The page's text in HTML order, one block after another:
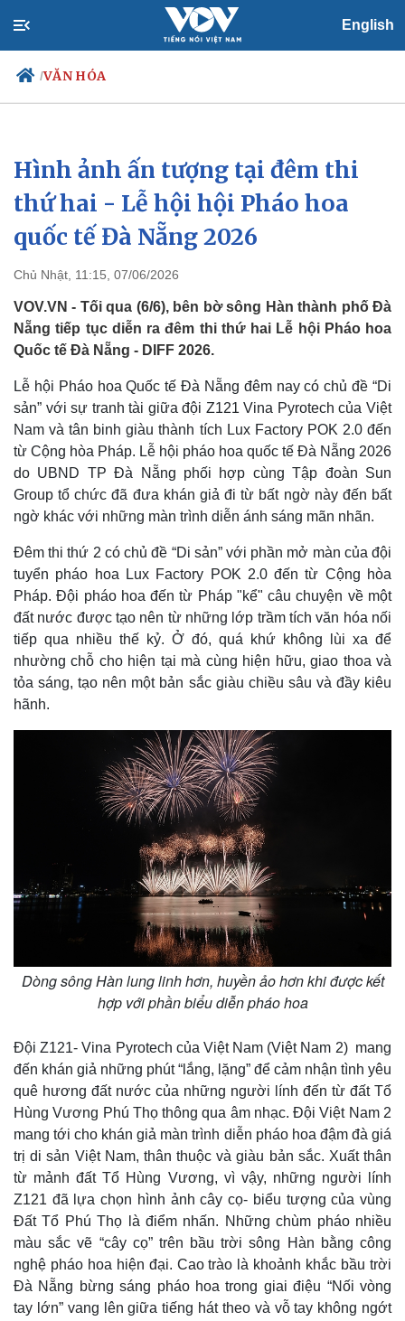
English
/VĂN HÓA
Chính trị
Đảng
Tổ chức nhân sự
Quốc hội
Nhận diện sự thật
Xã hội
Tin 24h
Dự báo thời tiết
Giáo dục
Hình ảnh ấn tượng tại đêm thi
thứ hai - Lễ hội hội Pháo hoa
quốc tế Đà Nẵng 2026
Chủ Nhật, 11:15, 07/06/2026
VOV.VN - Tối qua (6/6), bên bờ sông Hàn thành phố Đà
Nẵng tiếp tục diễn ra đêm thi thứ hai Lễ hội Pháo hoa
Quốc tế Đà Nẵng - DIFF 2026.
Lễ hội Pháo hoa Quốc tế Đà Nẵng đêm nay có chủ đề “Di
sản” với sự tranh tài giữa đội Z121 Vina Pyrotech của Việt
Nam và tân binh giàu thành tích Lux Factory POK 2.0 đến
từ Cộng hòa Pháp. Lễ hội pháo hoa quốc tế Đà Nẵng 2026
do UBND TP Đà Nẵng phối hợp cùng Tập đoàn Sun
Group tổ chức đã đưa khán giả đi từ bất ngờ này đến bất
ngờ khác với những màn trình diễn ánh sáng mãn nhãn.
Đêm thi thứ 2 có chủ đề “Di sản” với phần mở màn của đội
tuyển pháo hoa Lux Factory POK 2.0 đến từ Cộng hòa
Pháp. Đội pháo hoa đến từ Pháp "kể" câu chuyện về một
đất nước được tạo nên từ những lớp trầm tích văn hóa nối
tiếp qua nhiều thế kỷ. Ở đó, quá khứ không lùi xa để
nhường chỗ cho hiện tại mà cùng hiện hữu, giao thoa và
tỏa sáng, tạo nên một bản sắc giàu chiều sâu và đầy kiêu
hãnh.
Dòng sông Hàn lung linh hơn, huyền ảo hơn khi được kết
hợp với phần biểu diễn pháo hoa
Đội Z121- Vina Pyrotech của Việt Nam (Việt Nam 2) mang
đến khán giả những phút “lắng, lặng” để cảm nhận tình yêu
quê hương đất nước của những người lính đến từ đất Tổ
Hùng Vương Phú Thọ thông qua âm nhạc. Đội Việt Nam 2
mang tới cho khán giả màn trình diễn pháo hoa đậm đà giá
trị di sản Việt Nam, thân thuộc và giàu bản sắc. Xuất thân
từ mảnh đất Tổ Hùng Vương, vì vậy, những người lính
Z121 đã lựa chọn hình ảnh cây cọ- biểu tượng của vùng
Đất Tổ Phú Thọ là điểm nhấn. Những chùm pháo nhiều
màu sắc vẽ “cây cọ” trên bầu trời sông Hàn bằng công
nghệ pháo hoa hiện đại. Cao trào là khoảnh khắc bầu trời
Đà Nẵng bừng sáng pháo hoa trong giai điệu “Nối vòng
tay lớn” vang lên giữa tiếng hát theo và vỗ tay không ngớt